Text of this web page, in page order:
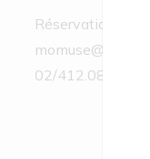
Réservations
02/412.08.12